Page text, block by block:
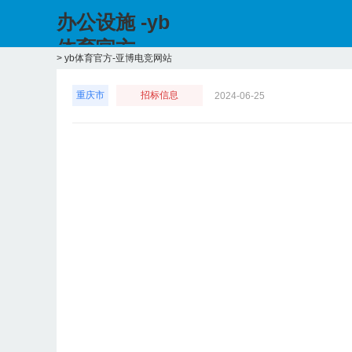
办公设施 -yb
体育官方
> yb体育官方-亚博电竞网站
重庆市 招标信息 2024-06-25